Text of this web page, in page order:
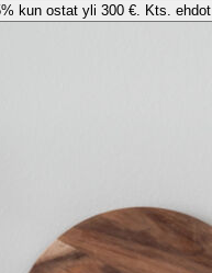
kun ostat yli 300 €. Kts. ehdot